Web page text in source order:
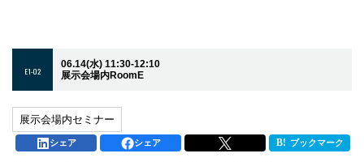
E1-02
06.14(水) 11:30-12:10
展示会場内RoomE
展示会場内セミナー
シェア シェア ブックマーク